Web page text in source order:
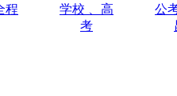
程
学校 、高
考
公